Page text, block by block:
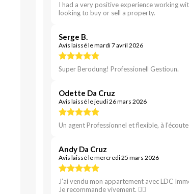
I had a very positive experience working
looking to buy or sell a property.
Serge B.
Avis laissé le mardi 7 avril 2026
Super Berodung! Professionell Gestioun.
Odette Da Cruz
Avis laissé le jeudi 26 mars 2026
Un agent Professionnel et flexible, à
Andy Da Cruz
Avis laissé le mercredi 25 mars 2026
J’ai vendu mon appartement avec LDC
Je recommande vivement. 👍🏽